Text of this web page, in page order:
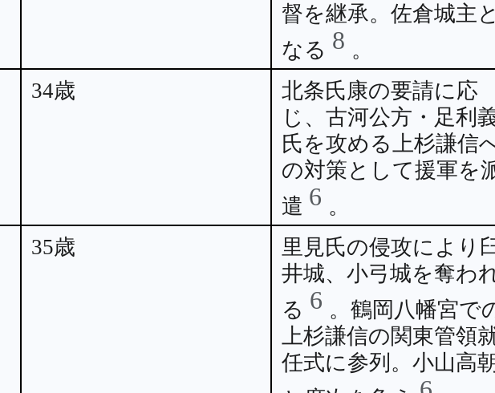
督を継承。佐倉城主
なる 8 。
34歳
北条氏康の要請に応
じ、古河公方・足利
氏を攻める上杉謙信
の対策として援軍を
遣 6 。
35歳
里見氏の侵攻により
井城、小弓城を奪わ
る 6 。鶴岡八幡宮で
上杉謙信の関東管領
任式に参列。小山高